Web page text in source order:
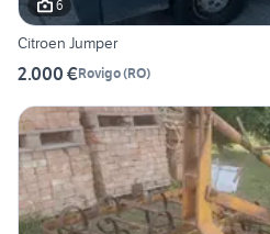
6
Citroen Jumper
2.000 €Rovigo(RO)